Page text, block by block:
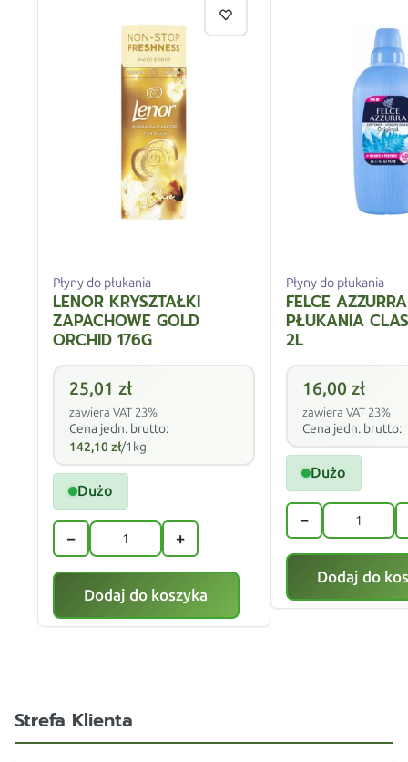
Płyny do płukania
LENOR KRYSZTAŁKI
ZAPACHOWE GOLD
ORCHID 176G
25,01 zł
zawiera VAT 23%
Cena jedn. brutto:
142,10zł/1kg
Dużo
− +
Dodaj do koszyka
Płyny do płukania
FELCE
PŁUKANIA
2L
16,00 zł
zawiera VAT 23%
Cena jedn. brutto:
Dużo
−
Dodaj do
Strefa Klienta